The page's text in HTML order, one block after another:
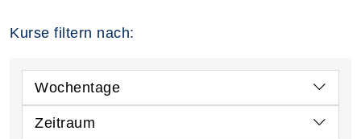
Kurse filtern nach:
Wochentage
Zeitraum